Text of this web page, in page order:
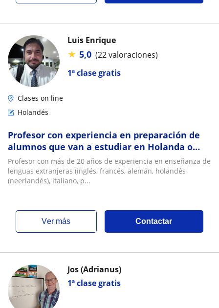
1ª clase gratis
Luis Enrique
★ 5,0 (22 valoraciones)
Clases on line
Holandés
Profesor con experiencia en preparación de
alumnos que van a estudiar en Holanda o
que planean migrar
Profesor con más de 20 años de experiencia en enseñanza de
lenguas extranjeras (inglés, francés, alemán, holandés
(neerlandés), italiano, p...
ver más Contactar
1ª clase gratis
Jos (Adrianus)